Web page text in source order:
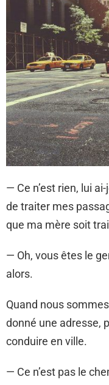
— Ce n’est rien, lui
de traiter mes
que ma mère soit
— Oh, vous êtes le
alors.
Quand nous
donné une adresse,
conduire en ville.
— Ce n’est pas le